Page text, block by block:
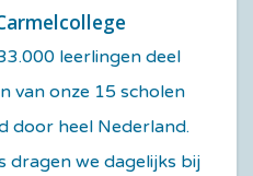
leerlingen deel
van onze 15 scholen
door heel Nederland.
dragen we dagelijks bij